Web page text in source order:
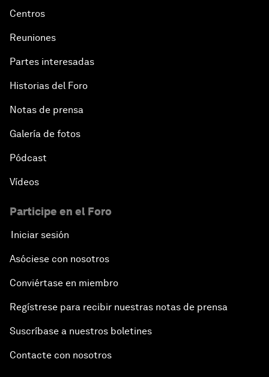
Centros
Reuniones
Partes interesadas
Historias del Foro
Notas de prensa
Galería de fotos
Pódcast
Vídeos
Participe en el Foro
Iniciar sesión
Asóciese con nosotros
Conviértase en miembro
Regístrese para recibir nuestras notas de prensa
Suscríbase a nuestros boletines
Contacte con nosotros